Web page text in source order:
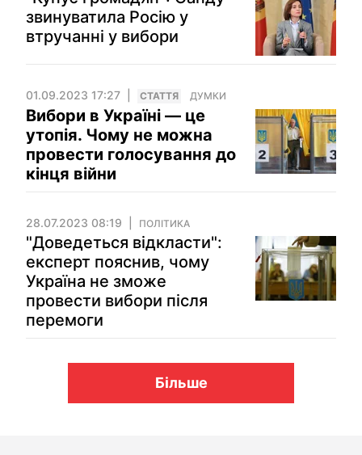
звинуватила Росію у
втручанні у вибори
01.09.2023 17:27 СТАТТЯ ДУМКИ
Вибори в Україні — це
утопія. Чому не можна
провести голосування до
кінця війни
28.07.2023 08:19 ПОЛІТИКА
"Доведеться відкласти":
експерт пояснив, чому
Україна не зможе
провести вибори після
перемоги
Більше